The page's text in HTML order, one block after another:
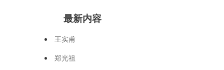
最新内容
王实甫
郑光祖